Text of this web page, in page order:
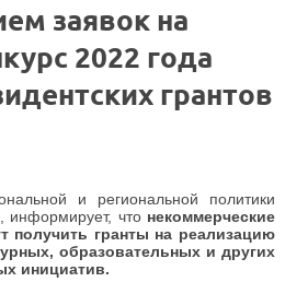
заявок на
2022 года
грантов
и региональной политики
информирует, что некоммерческие
получить гранты на реализацию
образовательных и других
инициатив.